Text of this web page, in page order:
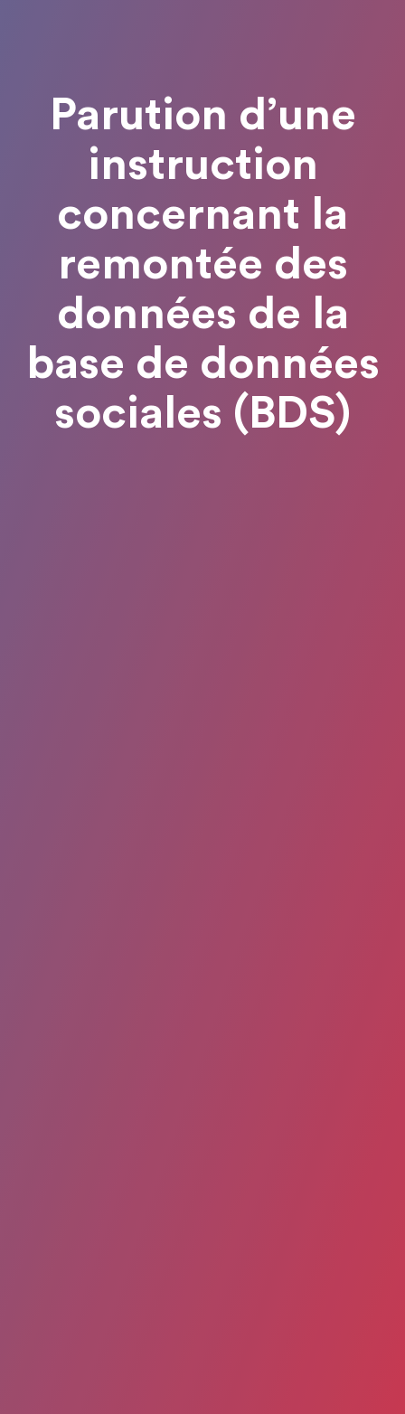
Parution d’une
instruction
concernant la
remontée des
données de la
base de données
sociales (BDS)